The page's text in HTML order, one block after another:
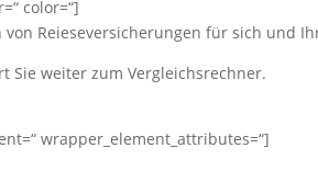
color=“]
Reieseversicherungen für sich und
Sie weiter zum Vergleichsrechner.
wrapper_element_attributes=“]